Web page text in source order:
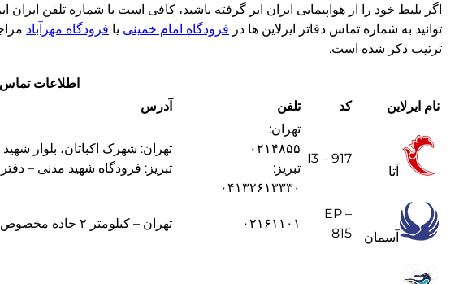
اگر بلیط خود را از هواپیمایی ایران ایر گرفته باشید، کافی است با شماره تلفن ایران
توانید به شماره تماس دفاتر ایرلاین ها در فرودگاه امام خمینی یا فرودگاه مهرآباد
ترتیب ذکر شده است.
اطلاعات تماس
نام ایرلاین
کد تلفن آدرس
آتا
I3 – 917
تهران:
۰۲۱۴۸۵۵
تبریز:
۰۴۱۳۲۶۱۳۳۳۰
تهران: شهرک اکباتان، بلوار
تبریز: فرودگاه شهید مدنی –
آسمان
EP –
815
۰۲۱۶۱۱۰۱ تهران – کیلومتر ۲ جاده مخصوص کرج – هواپیمایی آسمان